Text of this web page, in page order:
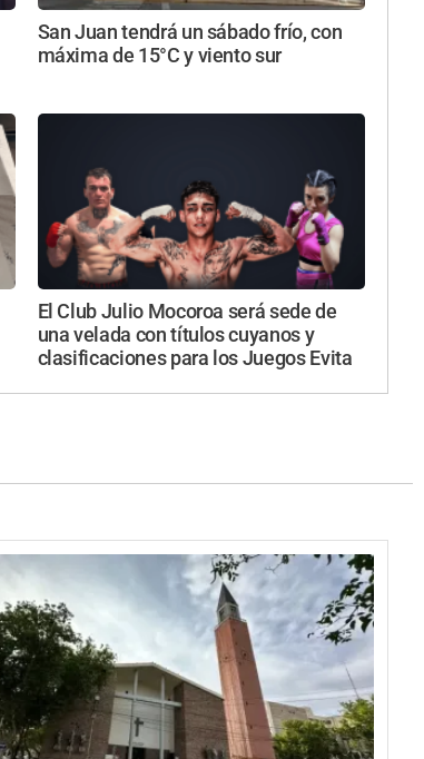
San Juan tendrá un sábado frío, con
máxima de 15°C y viento sur
El Club Julio Mocoroa será sede de
una velada con títulos cuyanos y
clasificaciones para los Juegos Evita